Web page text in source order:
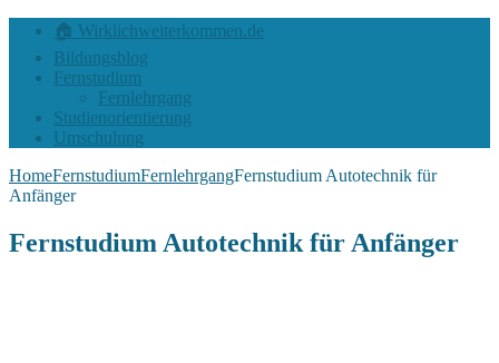
🏠 Wirklichweiterkommen.de
Bildungsblog
Fernstudium
Fernlehrgang
Studienorientierung
Umschulung
HomeFernstudiumFernlehrgangFernstudium Autotechnik für
Anfänger
Fernstudium Autotechnik für Anfänger